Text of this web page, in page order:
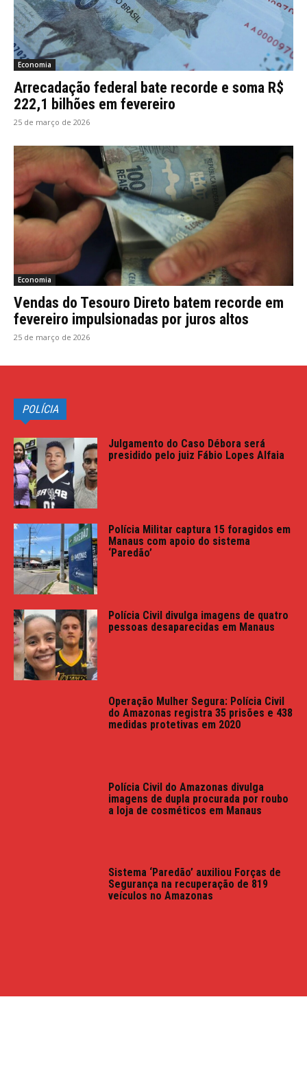
Economia
Arrecadação federal bate recorde e soma R$
222,1 bilhões em fevereiro
25 de março de 2026
Economia
Vendas do Tesouro Direto batem recorde em
fevereiro impulsionadas por juros altos
25 de março de 2026
POLÍCIA
Julgamento do Caso Débora será
presidido pelo juiz Fábio Lopes Alfaia
Polícia Militar captura 15 foragidos em
Manaus com apoio do sistema
‘Paredão’
Polícia Civil divulga imagens de quatro
pessoas desaparecidas em Manaus
Operação Mulher Segura: Polícia Civil
do Amazonas registra 35 prisões e 438
medidas protetivas em 2020
Polícia Civil do Amazonas divulga
imagens de dupla procurada por roubo
a loja de cosméticos em Manaus
Sistema ‘Paredão’ auxiliou Forças de
Segurança na recuperação de 819
veículos no Amazonas